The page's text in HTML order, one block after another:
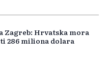
Zagreb: Hrvatska mora
286 miliona dolara